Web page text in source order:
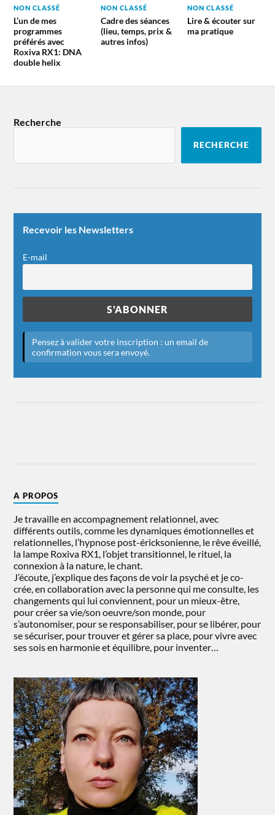
NON CLASSÉ
L’un de mes
programmes
préférés avec
Roxiva RX1: DNA
double helix
NON CLASSÉ
Cadre des séances
(lieu, temps, prix &
autres infos)
NON CLASSÉ
Lire & écouter sur
ma pratique
Recherche
RECHERCHE
Recevoir les Newsletters
E-mail
A PROPOS
Je travaille en accompagnement relationnel, avec
différents outils, comme les dynamiques émotionnelles et
relationnelles, l’hypnose post-éricksonienne, le rêve éveillé,
la lampe Roxiva RX1, l’objet transitionnel, le rituel, la
connexion à la nature, le chant.
J’écoute, j’explique des façons de voir la psyché et je co-
crée, en collaboration avec la personne qui me consulte, les
changements qui lui conviennent, pour un mieux-être,
pour créer sa vie/son oeuvre/son monde, pour
s’autonomiser, pour se responsabiliser, pour se libérer, pour
se sécuriser, pour trouver et gérer sa place, pour vivre avec
ses sois en harmonie et équilibre, pour inventer…